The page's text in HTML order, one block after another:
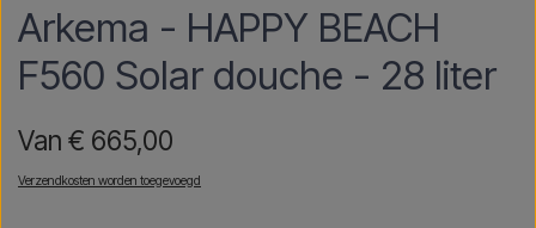
Arkema - HAPPY BEACH
F560 Solar douche - 28 liter
Van € 665,00
Verzendkosten worden toegevoegd